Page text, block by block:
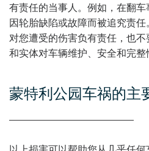
有责任的当事人。例如，在翻
因轮胎缺陷或故障而被追究责
对您遭受的伤害负有责任，也
和实体对车辆维护、安全和完整
蒙特利公园车祸的主